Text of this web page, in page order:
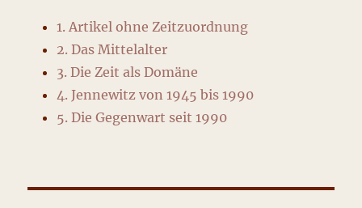
1. Artikel ohne Zeitzuordnung
2. Das Mittelalter
3. Die Zeit als Domäne
4. Jennewitz von 1945 bis 1990
5. Die Gegenwart seit 1990